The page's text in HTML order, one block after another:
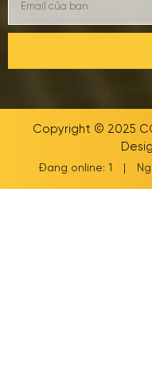
Copyright © 2025
Đang online: 1